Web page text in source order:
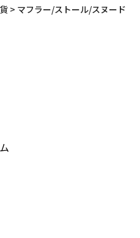
。
明るくなったりワクワクした
だけるような”おしゃれ着”を
実際の商品より明るく見える
ので実際の商品と仕様、加
> マフラー/ストール/スヌード